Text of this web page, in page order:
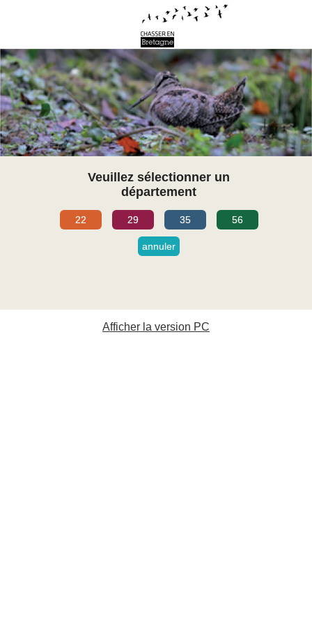
Veuillez sélectionner un
département
22 29 35 56
annuler
Afficher la version PC